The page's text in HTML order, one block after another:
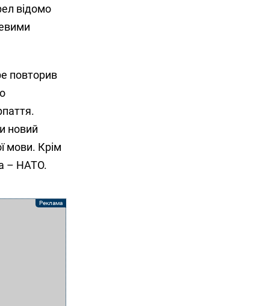
відомо
повторив
новий
мови. Крім
– НАТО.